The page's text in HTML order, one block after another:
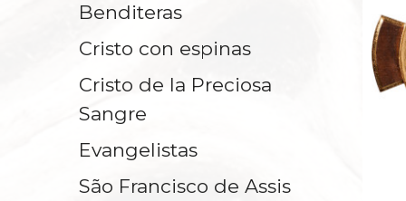
Benditeras
Cristo con espinas
Cristo de la Preciosa
Sangre
Evangelistas
São Francisco de Assis